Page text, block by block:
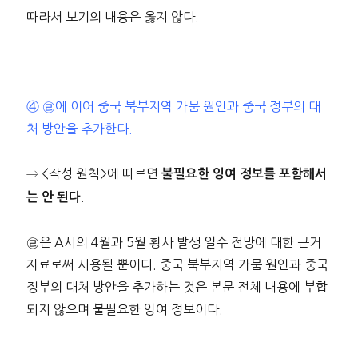
따라서 보기의 내용은 옳지 않다.
④ ㉣에 이어 중국 북부지역 가뭄 원인과 중국 정부의 대
처 방안을 추가한다.
⇒ <작성 원칙>에 따르면 불필요한 잉여 정보를 포함해서
는 안 된다.
㉣은 A시의 4월과 5월 황사 발생 일수 전망에 대한 근거
자료로써 사용될 뿐이다. 중국 북부지역 가뭄 원인과 중국
정부의 대처 방안을 추가하는 것은 본문 전체 내용에 부합
되지 않으며 불필요한 잉여 정보이다.